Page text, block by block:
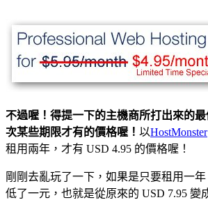
不過喔！得提一下的主機商所打出來的
次某些期限才有的價格喔！ 以HostMonster
租用兩年，才有 USD 4.95 的價格喔！
剛剛去亂玩了一下，如果是只要租用一
低了一元，也就是從原來的 USD 7.95 變